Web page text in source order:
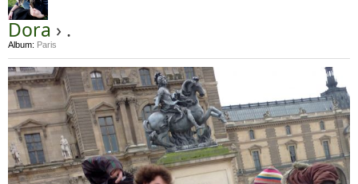
Dora › .
Album: Paris